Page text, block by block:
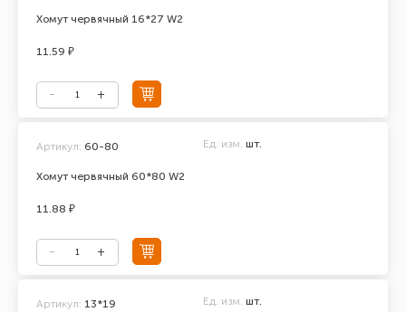
Хомут червячный 16*27 W2
11.59 ₽
Хомут червячный 60*80 W2
Артикул: 60-80 Ед. изм. шт.
11.88 ₽
Артикул: 13*19 Ед. изм. шт.